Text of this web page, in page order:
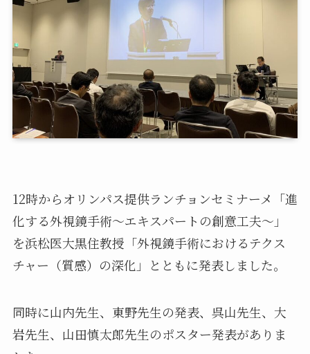
12時からオリンパス提供ランチョンセミナーメ「進
化する外視鏡手術～エキスパートの創意工夫～」
を浜松医大黒住教授「外視鏡手術におけるテクス
チャー（質感）の深化」とともに発表しました。
同時に山内先生、東野先生の発表、呉山先生、大
岩先生、山田慎太郎先生のポスター発表がありま